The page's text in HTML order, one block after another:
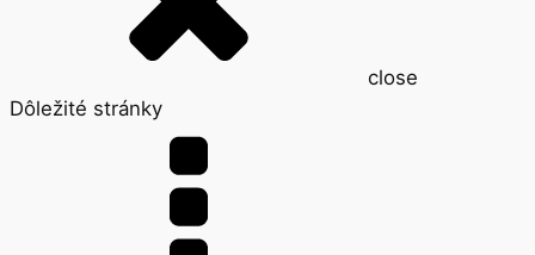
close
Dôležité stránky